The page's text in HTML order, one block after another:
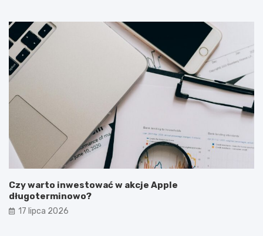
Czy warto inwestować w akcje Apple
długoterminowo?
17 lipca 2026